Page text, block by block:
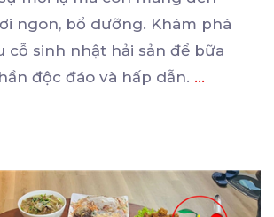
ngon, bổ dưỡng. Khám phá
cỗ sinh nhật hải sản để bữa
độc đáo và hấp dẫn. ...